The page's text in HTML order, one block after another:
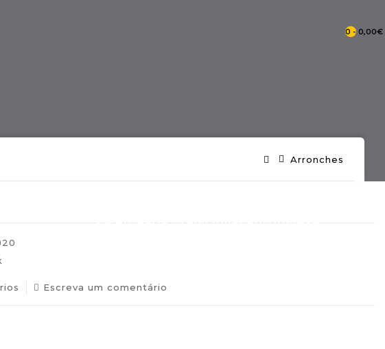
0 - 0,00€
- Mercearia Tradicional Portuguesa
Arronches
Escreva um comentário